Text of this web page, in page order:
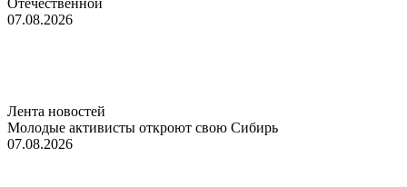
07.08.2026
Лента новостей
Молодые активисты откроют свою Сибирь
07.08.2026